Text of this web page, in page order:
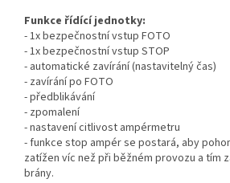
Funkce řídící jednotky:
- 1x bezpečnostní vstup FOTO
- 1x bezpečnostní vstup STOP
- automatické zavírání (nastavitelný čas)
- zavírání po FOTO
- předblikávání
- zpomalení
- nastavení citlivost ampérmetru
- funkce stop ampér se postará, aby
zatížen víc než při běžném provozu a tím
brány.